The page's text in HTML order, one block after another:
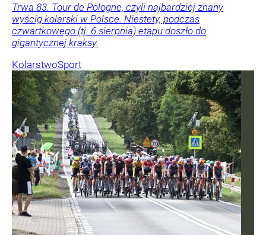
Trwa 83. Tour de Pologne, czyli najbardziej znany
wyścig kolarski w Polsce. Niestety, podczas
czwartkowego (tj. 6 sierpnia) etapu doszło do
gigantycznej kraksy.
KolarstwoSport